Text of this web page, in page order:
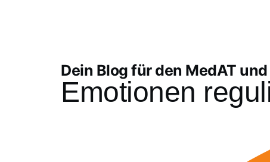
Dein Blog für den MedAT
Emotionen